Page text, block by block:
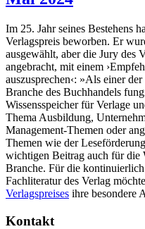
Im 25. Jahr seines Bestehens
Verlagspreis beworben. Er
ausgewählt, aber die Jury des
angebracht, mit einem
auszusprechen‹: »Als einer
Branche des Buchhandels
Wissensspeicher für Verlage
Thema Ausbildung,
Management-Themen oder
Themen wie der
wichtigen Beitrag auch für die
Branche. Für die
Fachliteratur des Verlag
Verlagspreises ihre besondere
Kontakt